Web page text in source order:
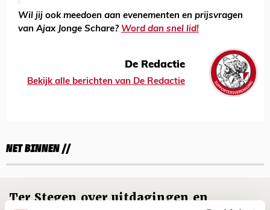
Wil jij ook meedoen aan evenementen en prijsvragen
van Ajax Jonge Schare? Word dan snel lid!
De Redactie
Bekijk alle berichten van De Redactie
NET BINNEN //
Ter Stegen over uitdagingen en